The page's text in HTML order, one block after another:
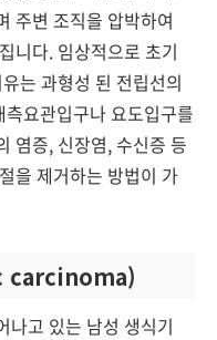
주변 조직을 압박하여
니다. 임상적으로 초기
는 과형성 된 전립선의
요관입구나 요도입구를
염증, 신장염, 수신증 등
을 제거하는 방법이 가
carcinoma)
나고 있는 남성 생식기